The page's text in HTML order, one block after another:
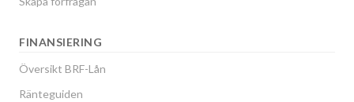
FINANSIERING
Översikt BRF-Lån
Ränteguiden